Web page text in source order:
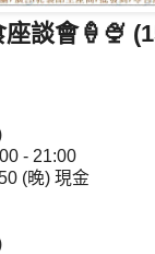
談會🍦🍨
- 21:00
(晚) 現金